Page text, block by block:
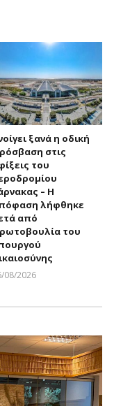
ξανά η οδική
στις
του
– Η
λήφθηκε
από
του
08/2026